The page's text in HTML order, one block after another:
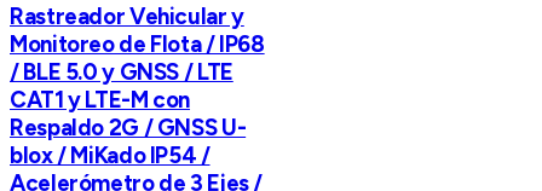
Rastreador Vehicular y
Monitoreo de Flota / IP68
/ BLE 5.0 y GNSS / LTE
CAT1 y LTE-M con
Respaldo 2G / GNSS U-
blox / MiKado IP54 /
Acelerómetro de 3 Ejes /